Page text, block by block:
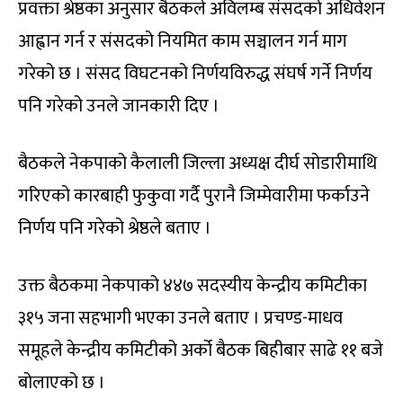
प्रवक्ता श्रेष्ठका अनुसार बैठकले अविलम्ब संसदको अधिवेशन
आह्वान गर्न र संसदको नियमित काम सञ्चालन गर्न माग
गरेको छ । संसद विघटनको निर्णयविरुद्ध संघर्ष गर्ने निर्णय
पनि गरेको उनले जानकारी दिए ।
बैठकले नेकपाको कैलाली जिल्ला अध्यक्ष दीर्घ सोडारीमाथि
गरिएको कारबाही फुकुवा गर्दै पुरानै जिम्मेवारीमा फर्काउने
निर्णय पनि गरेको श्रेष्ठले बताए ।
उक्त बैठकमा नेकपाको ४४७ सदस्यीय केन्द्रीय कमिटीका
३१५ जना सहभागी भएका उनले बताए । प्रचण्ड-माधव
समूहले केन्द्रीय कमिटीको अर्को बैठक बिहीबार साढे ११ बजे
बोलाएको छ ।